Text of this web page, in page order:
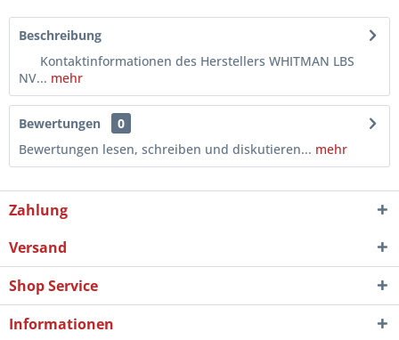
Beschreibung
Kontaktinformationen des Herstellers WHITMAN LBS
NV... mehr
Bewertungen
0
Bewertungen lesen, schreiben und diskutieren... mehr
Zahlung
Versand
Shop Service
Informationen